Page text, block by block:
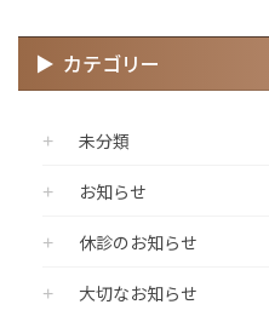
カテゴリー
未分類
お知らせ
休診のお知らせ
大切なお知らせ